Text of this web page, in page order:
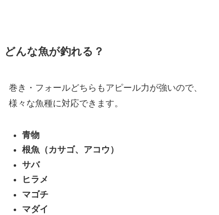
どんな魚が釣れる？
巻き・フォールどちらもアピール力が強いので、
様々な魚種に対応できます。
青物
根魚（カサゴ、アコウ）
サバ
ヒラメ
マゴチ
マダイ